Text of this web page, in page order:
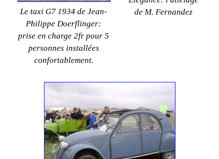
Le taxi G7 1934 de Jean-
Philippe Doerflinger:
prise en charge 2fr pour 5
personnes installées
confortablement.
de M. Fernandez